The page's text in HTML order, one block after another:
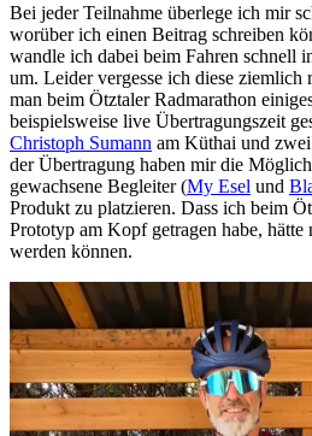
Bei jeder Teilnahme überlege ich mir
worüber ich einen Beitrag schreiben
wandle ich dabei beim Fahren schnell
um. Leider vergesse ich diese ziemlich
man beim Ötztaler Radmarathon
beispielsweise live Übertragungszeit
Christoph Sumann am Küthai und
der Übertragung haben mir die
gewachsene Begleiter (My Esel und
Produkt zu platzieren. Dass ich beim
Prototyp am Kopf getragen habe, hätte
werden können.